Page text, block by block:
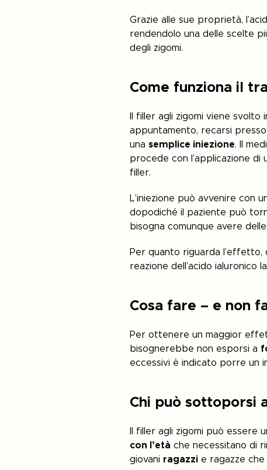
Grazie alle sue proprietà,
rendendolo una delle scelte
degli zigomi.
Come funziona il
Il filler agli zigomi viene svolto
appuntamento, recarsi
una semplice iniezione. Il
procede con l’applicazione
filler.
L’iniezione può avvenire con
dopodiché il paziente può
bisogna comunque avere
Per quanto riguarda l’effetto,
reazione dell’acido ialuronico
Cosa fare – e non
Per ottenere un maggior
bisognerebbe non esporsi a
eccessivi è indicato porre un
Chi può sottoporsi
Il filler agli zigomi può essere
con l’età che necessitano di
giovani ragazzi e ragazze